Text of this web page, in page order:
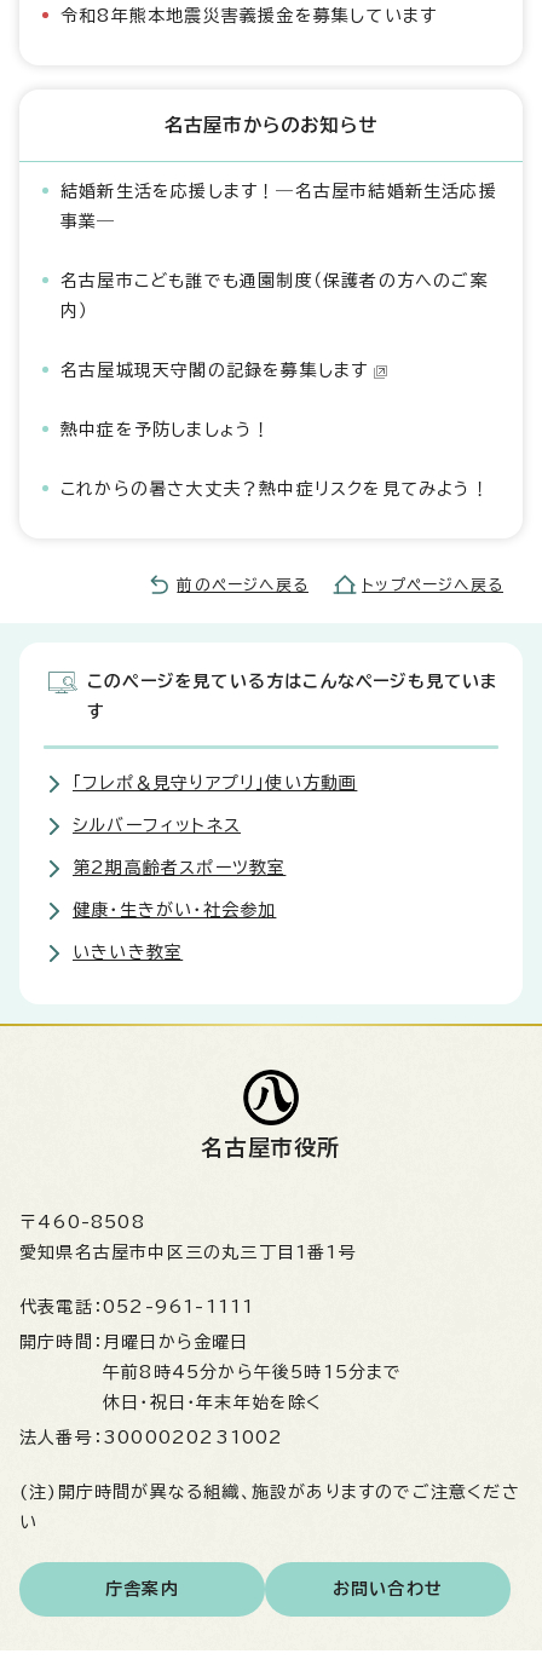
令和8年熊本地震災害義援金を募集しています
名古屋市からのお知らせ
結婚新生活を応援します！―名古屋市結婚新生活応援
事業―
名古屋市こども誰でも通園制度（保護者の方へのご案
内）
名古屋城現天守閣の記録を募集します
熱中症を予防しましょう！
これからの暑さ大丈夫？熱中症リスクを見てみよう！
前のページへ戻る トップページへ戻る
このページを見ている方はこんなページも見ていま
す
「フレポ＆見守りアプリ」使い方動画
シルバーフィットネス
第2期高齢者スポーツ教室
健康・生きがい・社会参加
いきいき教室
名古屋市役所
〒460-8508
愛知県名古屋市中区三の丸三丁目1番1号
代表電話： 052-961-1111
開庁時間： 月曜日から金曜日
午前8時45分から午後5時15分まで
休日・祝日・年末年始を除く
法人番号： 3000020231002
(注)開庁時間が異なる組織、施設がありますのでご注意くださ
い
庁舎案内 お問い合わせ